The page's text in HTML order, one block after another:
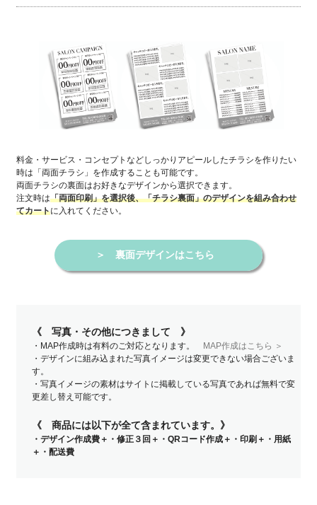
料金・サービス・コンセプトなどしっかりアピールしたチラシを作りたい
時は「両面チラシ」を作成することも可能です。
両面チラシの裏面はお好きなデザインから選択できます。
注文時は「両面印刷」を選択後、「チラシ裏面」のデザインを組み合わせ
てカートに入れてください。
＞ 裏面デザインはこちら
《 写真・その他につきまして 》
・MAP作成時は有料のご対応となります。
MAP作成はこちら ＞
・デザインに組み込まれた写真イメージは変更できない場合ございま
す。
・写真イメージの素材はサイトに掲載している写真であれば無料で変
更差し替え可能です。
《 商品には以下が全て含まれています。》
・デザイン作成費＋・修正３回＋・QRコード作成＋・印刷＋・用紙
＋・配送費